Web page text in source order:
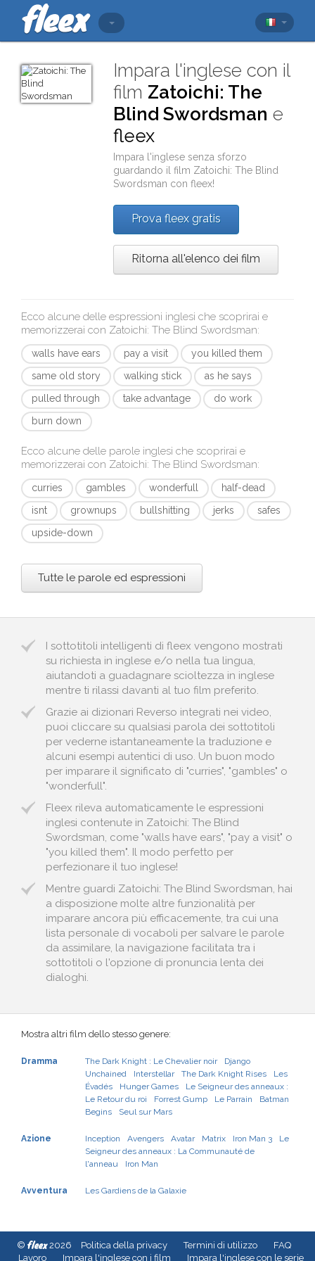
Impara l'inglese con il
film Zatoichi: The
Blind Swordsman e
fleex
Impara l'inglese senza sforzo
guardando il film Zatoichi: The Blind
Swordsman confleex!
Prova fleex gratis
Ritorna all'elenco dei film
Ecco alcune delle espressioni inglesi che scoprirai e
memorizzerai con Zatoichi: The Blind Swordsman:
walls have ears pay a visit
you killed them
same old story
walking stick
as he says
pulled through
take advantage
do work
burn down
Ecco alcune delle parole inglesi che scoprirai e
memorizzerai con Zatoichi: The Blind Swordsman:
curries gambles wonderfull
half-dead
isnt
grownups bullshitting jerks
safes
upside-down
Tutte le parole ed espressioni
I sottotitoli intelligenti di fleex vengono mostrati
su richiesta in inglese e/o nella tua lingua,
aiutandoti a guadagnare scioltezza in inglese
mentre ti rilassi davanti al tuo film preferito.
Grazie ai dizionari Reverso integrati nei video,
puoi cliccare su qualsiasi parola dei sottotitoli
per vederne istantaneamente la traduzione e
alcuni esempi autentici di uso. Un buon modo
per imparare il significato di "curries", "gambles" o
"wonderfull".
Fleex rileva automaticamente le espressioni
inglesi contenute in Zatoichi: The Blind
Swordsman, come "walls have ears", "pay a visit" o
"you killed them". Il modo perfetto per
perfezionare il tuo inglese!
Mentre guardi Zatoichi: The Blind Swordsman, hai
a disposizione molte altre funzionalità per
imparare ancora più efficacemente, tra cui una
lista personale di vocaboli per salvare le parole
da assimilare, la navigazione facilitata tra i
sottotitoli o l'opzione di pronuncia lenta dei
dialoghi.
Mostra altri film dello stesso genere:
Dramma The Dark Knight : Le Chevalier noir
Django
Unchained
Interstellar The Dark Knight Rises
Les
Évadés
Hunger Games
Le Seigneur des anneaux :
Le Retour du roi
Forrest Gump Le Parrain
Batman
Begins
Seul sur Mars
Azione Inception Avengers Avatar Matrix Iron Man 3
Le
Seigneur des anneaux : La Communauté de
l'anneau
Iron Man
Avventura Les Gardiens de la Galaxie
© fleex2026 Politica della privacy Termini di utilizzo
FAQ
Lavoro
Impara l'inglese con i film Impara l'inglese con le serie